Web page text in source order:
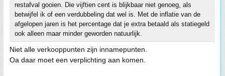
restafval gooien. Die vijftien cent is blijkbaar niet genoeg, als
betwijfel ik of een verdubbeling dat wel is. Met de inflatie van de
afgelopen jaren is het percentage dat je extra betaald als statiegeld
ook alleen maar minder geworden natuurlijk.
Niet alle verkooppunten zijn innamepunten.
Oa daar moet een verplichting aan komen.